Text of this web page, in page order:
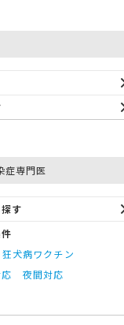
症専門医
す
狂犬病ワクチン
夜間対応